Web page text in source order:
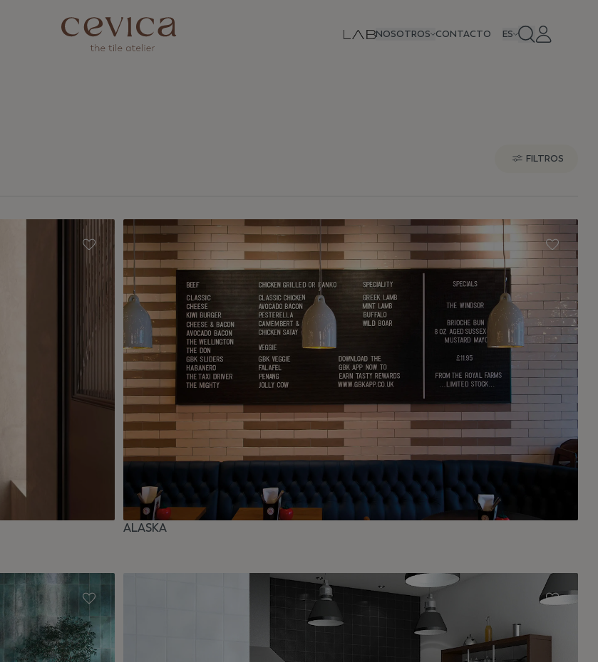
NOSOTROS CONTACTO ES
FILTROS
ALASKA